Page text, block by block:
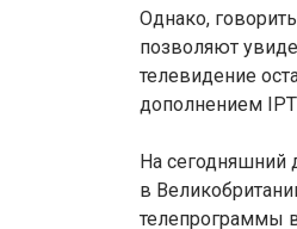
Однако,
позволяют
телевидение
дополнением
На сегодняшний
в
телепрограммы